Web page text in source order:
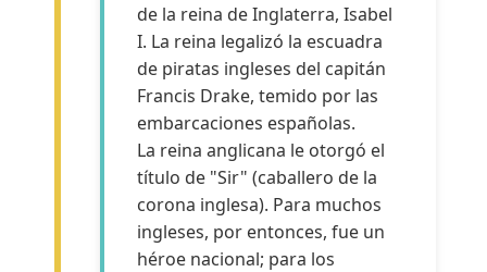
de la reina de Inglaterra, Isabel
I. La reina legalizó la escuadra
de piratas ingleses del capitán
Francis Drake, temido por las
embarcaciones españolas.
La reina anglicana le otorgó el
título de "Sir" (caballero de la
corona inglesa). Para muchos
ingleses, por entonces, fue un
héroe nacional; para los